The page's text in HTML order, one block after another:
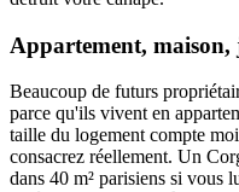
Appartement,
Beaucoup de futurs
parce qu'ils vivent en
taille du logement compte
consacrez réellement. Un
dans 40 m² parisiens si vous